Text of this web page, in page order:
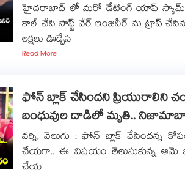
హైదరాబాద్ లో మరో డేటింగ్ యాప్ స్కామ్
కాల్ చేసి సాఫ్ట్ వేర్ ఇంజినీర్ ను ట్రాప్
లక్షలు ఊడ్చేస
Read More
ఫోన్‌‌ బ్లాక్‌‌ చేసిందని ప్రియురాలిని
బంధువుల దాడిలో మృతి..
వర్ని, వెలుగు : ఫోన్‌‌ బ్లాక్‌‌ చేసిందన్న
చేయగా.. ఈ విషయం తెలుసుకున్న ఆమె
చేయ